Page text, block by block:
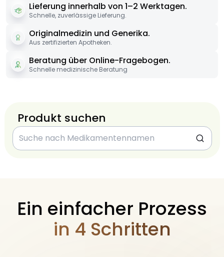
Lieferung innerhalb von 1–2 Werktagen.
Schnelle, zuverlässige Lieferung.
Originalmedizin und Generika.
Aus zertifizierten Apotheken.
Beratung über Online-Fragebogen.
Schnelle medizinische Beratung
Produkt suchen
Ein einfacher Prozess
in 4 Schritten